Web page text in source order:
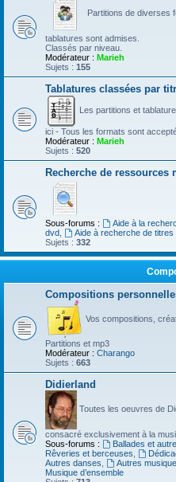
Partitions de diverses
tablatures sont admises.
Classés par niveau.
Modérateur : Marieh
Sujets : 155
Tablatures classées par
Les partitions et
ici - Tous les formats sont
Modérateur : Marieh
Sujets : 520
Recherche de ressources
Sous-forums : Aide à la
dvd
Aide à recherche de
Sujets : 332
Compositions
Vos compositions,
Partitions et mp3
Modérateur : Charango
Sujets : 663
Didierland
Toutes les oeuvres de
consacré exclusivement à la
Sous-forums :
Ballades et
Rêveries et berceuses
Autres danses
Autres
Musique d’ensemble